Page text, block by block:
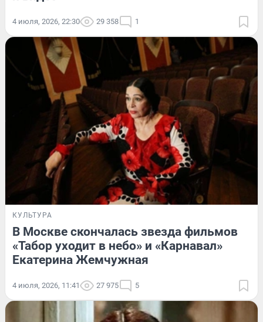
4 июля, 2026, 22:30 29 358 1
КУЛЬТУРА
В Москве скончалась звезда фильмов
«Табор уходит в небо» и «Карнавал»
Екатерина Жемчужная
4 июля, 2026, 11:41 27 975 5